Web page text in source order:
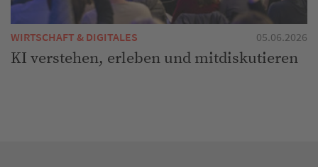
WIRTSCHAFT & DIGITALES 05.06.2026
KI verstehen, erleben und mitdiskutieren